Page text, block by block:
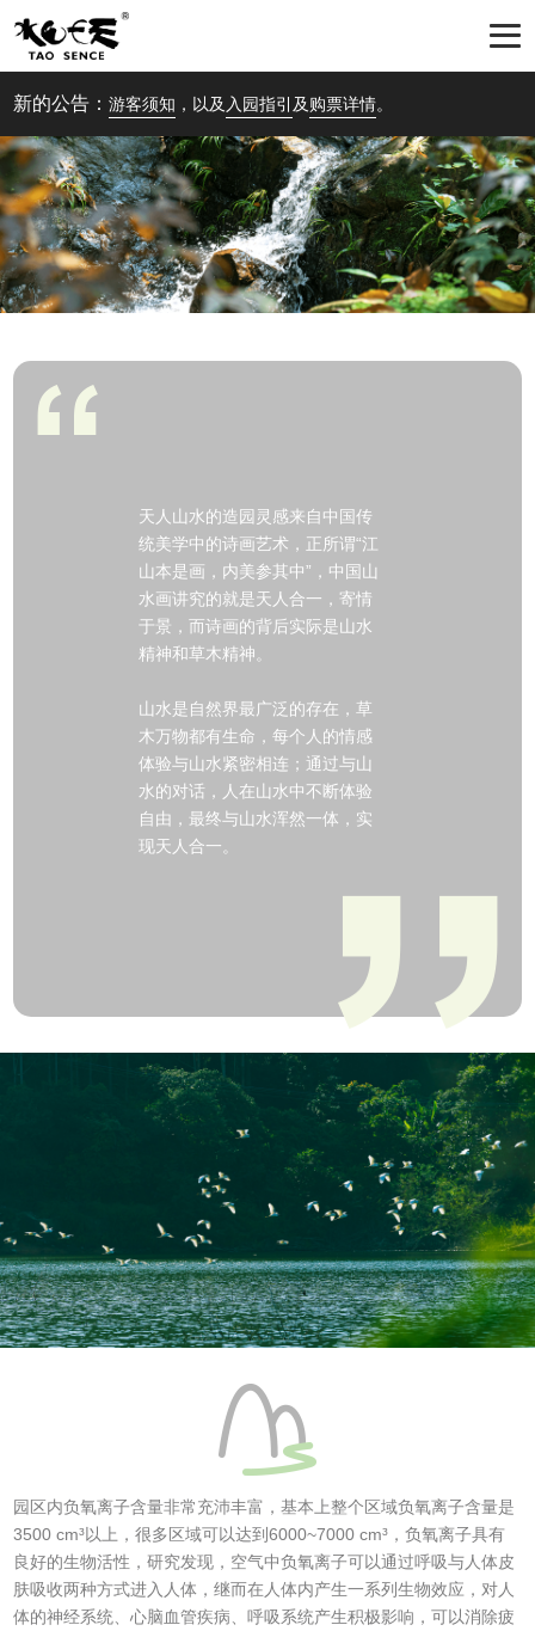
新的公告：游客须知 ，以及 入园指引 及购票详情。
天人山水的造园灵感来自中国传
统美学中的诗画艺术，正所谓“江
山本是画，内美参其中”，中国山
水画讲究的就是天人合一，寄情
于景，而诗画的背后实际是山水
精神和草木精神。
山水是自然界最广泛的存在，草
木万物都有生命，每个人的情感
体验与山水紧密相连；通过与山
水的对话，人在山水中不断体验
自由，最终与山水浑然一体，实
现天人合一。
园区内负氧离子含量非常充沛丰富，基本上整个区域负氧离子含量是
3500 cm³以上，很多区域可以达到6000~7000 cm³，负氧离子具有
良好的生物活性，研究发现，空气中负氧离子可以通过呼吸与人体皮
肤吸收两种方式进入人体，继而在人体内产生一系列生物效应，对人
体的神经系统、心脑血管疾病、呼吸系统产生积极影响，可以消除疲